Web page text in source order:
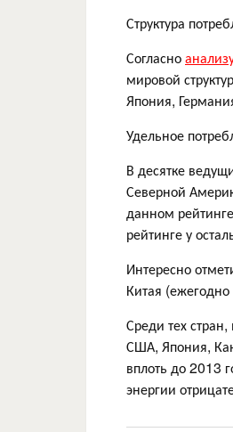
Структура
Согласно
мировой
Япония,
Удельное
В десятке
Северной
данном
рейтинге у
Интересно
Китая
Среди тех
США, Япония,
вплоть до 2013
энергии